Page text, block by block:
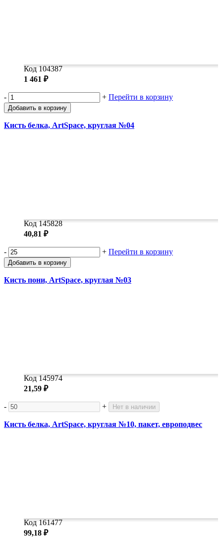
Код 104387
1 461 ₽
- + Перейти в корзину
Добавить в корзину
Кисть белка, ArtSpace, круглая №04
Код 145828
40,81 ₽
- + Перейти в корзину
Добавить в корзину
Кисть пони, ArtSpace, круглая №03
Код 145974
21,59 ₽
- + Нет в наличии
Кисть белка, ArtSpace, круглая №10, пакет, европодвес
Код 161477
99,18 ₽